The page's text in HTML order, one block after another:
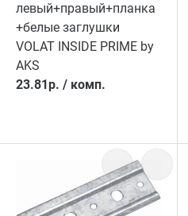
левый+правый+планка
+белые заглушки
VOLAT INSIDE PRIME by
AKS
23.81р. / комп.